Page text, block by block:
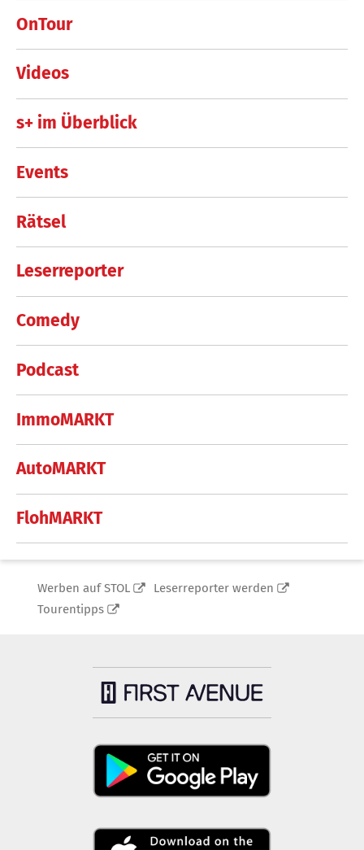
OnTour
Videos
s+ im Überblick
Events
Rätsel
Leserreporter
Comedy
Podcast
ImmoMARKT
AutoMARKT
FlohMARKT
Werben auf STOL
Leserreporter werden
Tourentipps